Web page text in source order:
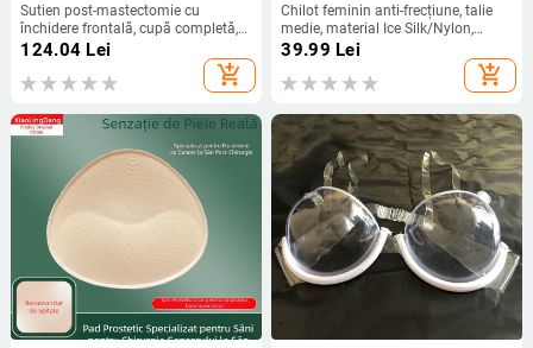
Sutien post-mastectomie cu
închidere frontală, cupă completă,
cupe subțiri modelate, nailon, fără
124.04 Lei
add_shopping_cart
Chilot feminin anti-frecțiune, talie
medie, material Ice Silk/Nylon,
respirabil, antibacterian, căptușeală
39.99 Lei
add_shopping_cart